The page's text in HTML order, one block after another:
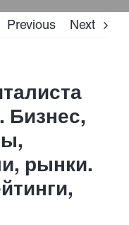
Previous Next
Бизнес,
рынки.